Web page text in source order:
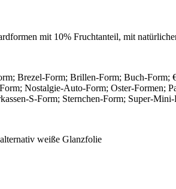
mit 10% Fruchtanteil, mit
Brezel-Form; Brillen-Form; Buch-
Nostalgie-Auto-Form; Oster-Formen;
S-Form; Sternchen-Form; Super-
weiße Glanzfolie